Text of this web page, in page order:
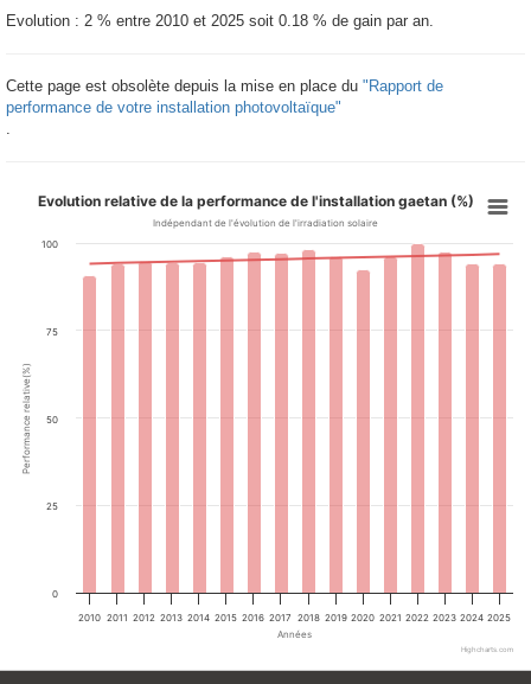
Evolution : 2 % entre 2010 et 2025 soit 0.18 % de gain par an.
Cette page est obsolète depuis la mise en place du "Rapport de
performance de votre installation photovoltaïque"
Années
Performance relative(%)
Evolution relative de la performance de l'installation gaetan (%)
Indépendant de l'évolution de l'irradiation solaire
2010 2011 2012 2013 2014 2015 2016 2017 2018 2019 2020 2021 2022 2023 2024 2025
0
25
50
75
100
Highcharts.com